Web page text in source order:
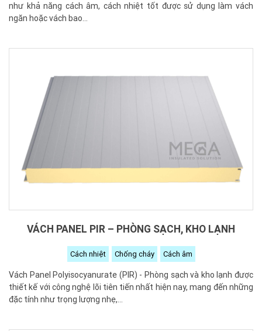
như khả năng cách âm, cách nhiệt tốt được sử dụng làm vách
ngăn hoặc vách bao...
VÁCH PANEL PIR – PHÒNG SẠCH, KHO LẠNH
Cách nhiệt Chống cháy Cách âm
Vách Panel Polyisocyanurate (PIR) - Phòng sạch và kho lạnh được
thiết kế với công nghệ lõi tiên tiến nhất hiện nay, mang đến những
đặc tính như trọng lượng nhẹ,...